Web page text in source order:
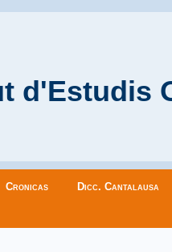
d'Estudis
Cronicas Dicc. Cantalausa